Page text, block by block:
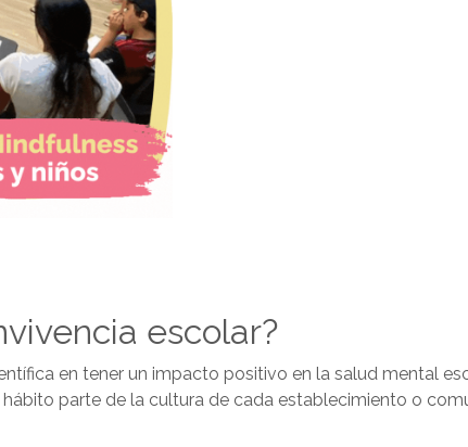
escolar?
en tener un impacto positivo en la salud mental
parte de la cultura de cada establecimiento o